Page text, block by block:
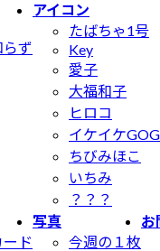
ず
アイコン
たばちゃ1号
Key
愛子
大福和子
ヒロコ
イケイケ
ちびみほこ
いちみ
？？？
ド
写真
今週の１枚
お